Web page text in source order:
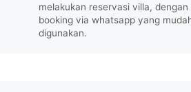
melakukan reservasi villa,
booking via whatsapp yang
digunakan.